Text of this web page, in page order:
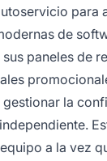
para
de
paneles de
la
a la vez